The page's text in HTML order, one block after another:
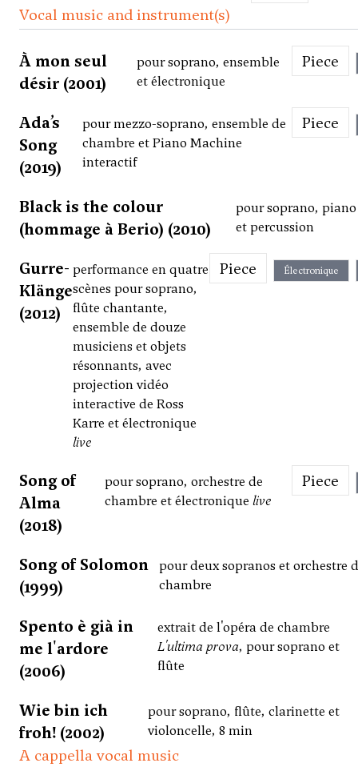
Vocal music and instrument(s)
À mon seul
désir (2001)
pour soprano, ensemble
et électronique
Piece
Ada’s
Song
(2019)
pour mezzo-soprano, ensemble de
chambre et Piano Machine
interactif
Piece
Black is the colour
(hommage à Berio) (2010)
pour soprano, piano
et percussion
Gurre-
Klänge
(2012)
performance en quatre
scènes pour soprano,
flûte chantante,
ensemble de douze
musiciens et objets
résonnants, avec
projection vidéo
interactive de Ross
Karre et électronique
live
Piece Électronique
Song of
Alma
(2018)
pour soprano, orchestre de
chambre et électronique live
Piece
Song of Solomon
(1999)
pour deux sopranos et orchestre
chambre
Spento è già in
me l'ardore
(2006)
extrait de l'opéra de chambre
L'ultima prova, pour soprano et
flûte
Wie bin ich
froh! (2002)
pour soprano, flûte, clarinette et
violoncelle, 8 min
A cappella vocal music